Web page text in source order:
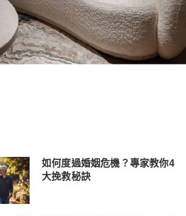
如何度過婚姻危機？專家教你4
大挽救秘訣